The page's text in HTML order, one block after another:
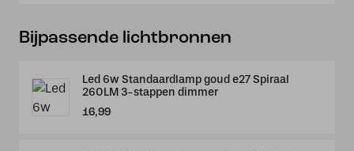
Bijpassende lichtbronnen
Led 6w Standaardlamp goud e27 Spiraal
260LM 3-stappen dimmer
16,99